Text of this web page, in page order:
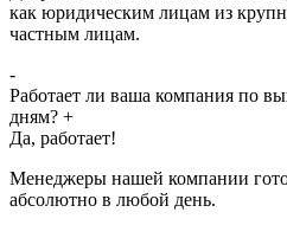
как юридическим лицам из
частным лицам.
-
Работает ли ваша компания по
дням? +
Да, работает!
Менеджеры нашей компании
абсолютно в любой день.